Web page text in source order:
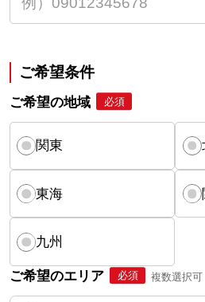
ご希望条件
ご希望の地域 必須
関東
東海
九州
ご希望のエリア 必須 複数選択可